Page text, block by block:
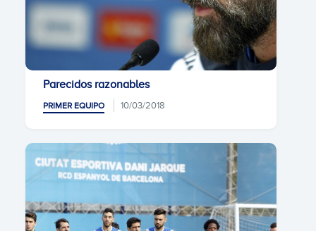
Parecidos razonables
PRIMER EQUIPO 10/03/2018